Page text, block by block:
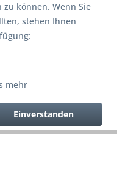
produziert
können. Wenn Sie
stehen Ihnen
mehr
Einverstanden